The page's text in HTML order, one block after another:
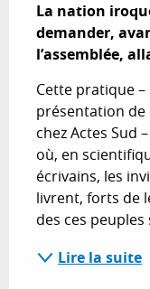
La nation
demander,
l’assemblée,
Cette pratique –
présentation de
chez Actes Sud
où, en
écrivains, les
livrent, forts de
des ces peuples
Lire la suite